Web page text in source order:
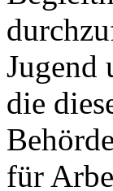
Jugend
die
für